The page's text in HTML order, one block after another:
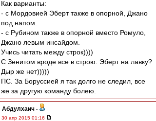
Как варианты:
- с Мордовией Эберт также в опорной, Джано
под напом.
- с Рубином также в опорной вместо Ромуло,
Джано левым инсайдом.
Учись читать между строк))))
С Зенитом вроде все в строю. Эберт на лавку?
Дыр же нет)))))
ПС. За Боруссией я так долго не следил, все
же за другую команду болею.
Абдулхаич -
30 апр 2015 01:16